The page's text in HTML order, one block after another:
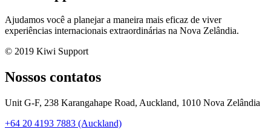
Ajudamos você a planejar a maneira mais eficaz de viver
experiências internacionais extraordinárias na Nova Zelândia.
© 2019 Kiwi Support
Nossos contatos
Unit G-F, 238 Karangahape Road, Auckland, 1010 Nova Zelândia
+64 20 4193 7883 (Auckland)